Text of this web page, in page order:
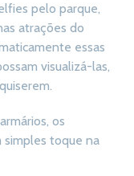
pelo parque,
atrações do
essas
visualizá-las,
os
simples toque na